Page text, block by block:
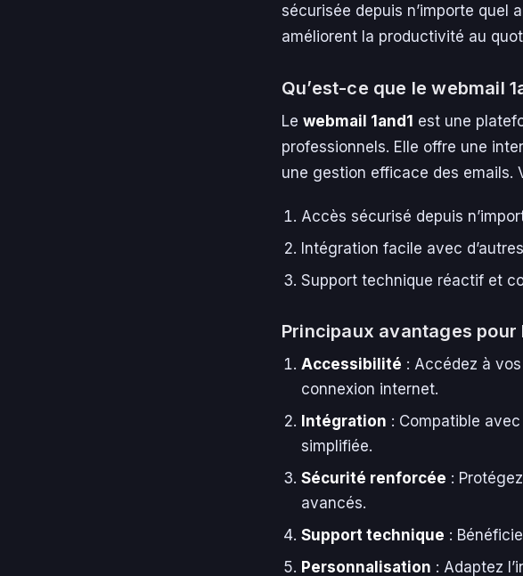
sécurisée depuis n’importe quel
améliorent la productivité au
Qu’est-ce que le webmail
Le webmail 1and1 est une
professionnels. Elle offre une
une gestion efficace des emails.
Accès sécurisé depuis
Intégration facile avec
Support technique réactif et
Principaux avantages
Accessibilité : Accédez à
connexion internet.
Intégration : Compatible
simplifiée.
Sécurité renforcée :
avancés.
Support technique :
Personnalisation : Adaptez